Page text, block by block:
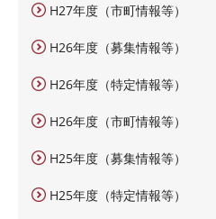
H27年度（市町情報等）
H26年度（募集情報等）
H26年度（特定情報等）
H26年度（市町情報等）
H25年度（募集情報等）
H25年度（特定情報等）